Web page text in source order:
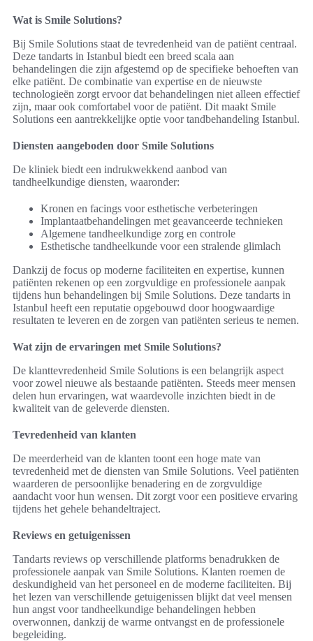
Wat is Smile Solutions?
Bij Smile Solutions staat de tevredenheid van de patiënt centraal.
Deze tandarts in Istanbul biedt een breed scala aan
behandelingen die zijn afgestemd op de specifieke behoeften van
elke patiënt. De combinatie van expertise en de nieuwste
technologieën zorgt ervoor dat behandelingen niet alleen effectief
zijn, maar ook comfortabel voor de patiënt. Dit maakt Smile
Solutions een aantrekkelijke optie voor tandbehandeling Istanbul.
Diensten aangeboden door Smile Solutions
De kliniek biedt een indrukwekkend aanbod van
tandheelkundige diensten, waaronder:
Kronen en facings voor esthetische verbeteringen
Implantaatbehandelingen met geavanceerde technieken
Algemene tandheelkundige zorg en controle
Esthetische tandheelkunde voor een stralende glimlach
Dankzij de focus op moderne faciliteiten en expertise, kunnen
patiënten rekenen op een zorgvuldige en professionele aanpak
tijdens hun behandelingen bij Smile Solutions. Deze tandarts in
Istanbul heeft een reputatie opgebouwd door hoogwaardige
resultaten te leveren en de zorgen van patiënten serieus te nemen.
Wat zijn de ervaringen met Smile Solutions?
De klanttevredenheid Smile Solutions is een belangrijk aspect
voor zowel nieuwe als bestaande patiënten. Steeds meer mensen
delen hun ervaringen, wat waardevolle inzichten biedt in de
kwaliteit van de geleverde diensten.
Tevredenheid van klanten
De meerderheid van de klanten toont een hoge mate van
tevredenheid met de diensten van Smile Solutions. Veel patiënten
waarderen de persoonlijke benadering en de zorgvuldige
aandacht voor hun wensen. Dit zorgt voor een positieve ervaring
tijdens het gehele behandeltraject.
Reviews en getuigenissen
Tandarts reviews op verschillende platforms benadrukken de
professionele aanpak van Smile Solutions. Klanten roemen de
deskundigheid van het personeel en de moderne faciliteiten. Bij
het lezen van verschillende getuigenissen blijkt dat veel mensen
hun angst voor tandheelkundige behandelingen hebben
overwonnen, dankzij de warme ontvangst en de professionele
begeleiding.